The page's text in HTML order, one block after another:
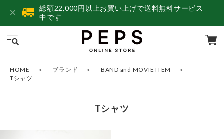
総額22,000円以上お買い上げで送料無料サービス
中です
HOME ブランド
BAND and MOVIE ITEM
Tシャツ
Tシャツ